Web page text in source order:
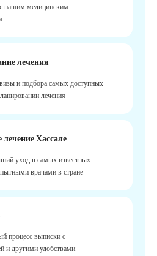
нашим медицинским
лечения
и подбора самых доступных
лечения
лечение Хассале
уход в самых известных
врачами в стране
процесс выписки с
и другими удобствами.